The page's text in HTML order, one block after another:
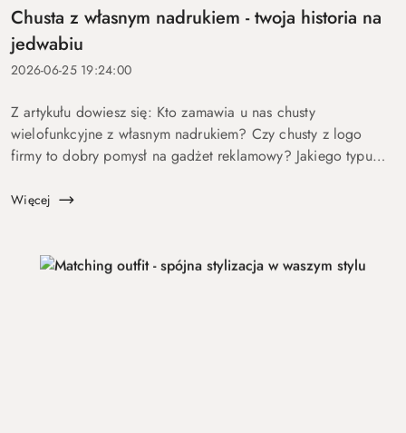
Chusta z własnym nadrukiem - twoja historia na
jedwabiu
2026-06-25 19:24:00
Z artykułu dowiesz się: Kto zamawia u nas chusty
wielofunkcyjne z własnym nadrukiem? Czy chusty z logo
firmy to dobry pomysł na gadżet reklamowy? Jakiego typu
Więcej